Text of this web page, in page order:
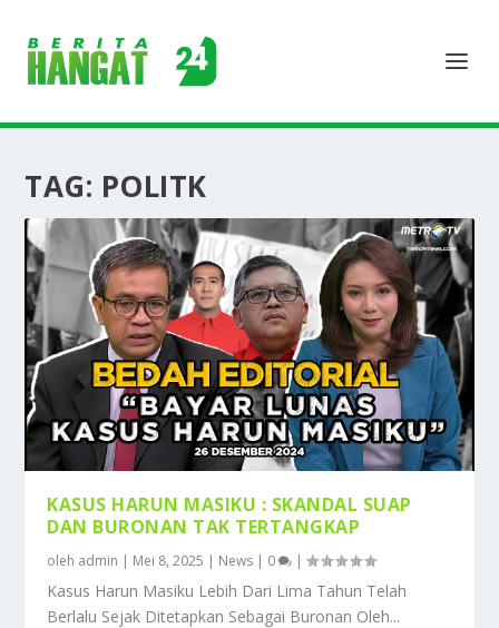
TAG: POLITK
KASUS HARUN MASIKU : SKANDAL SUAP
DAN BURONAN TAK TERTANGKAP
oleh admin | Mei 8, 2025 | News | 0 |
Kasus Harun Masiku Lebih Dari Lima Tahun Telah
Berlalu Sejak Ditetapkan Sebagai Buronan Oleh...